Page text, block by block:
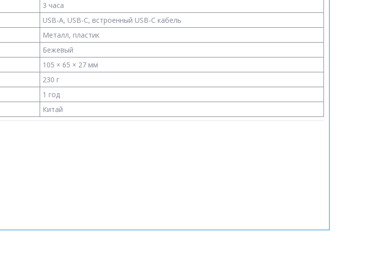
3 часа
USB-A, USB-C, встроенный USB-C кабель
Металл, пластик
Бежевый
105 × 65 × 27 мм
230 г
1 год
Китай